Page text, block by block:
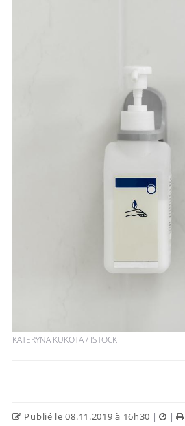
KATERYNA KUKOTA / ISTOCK
Publié le 08.11.2019 à 16h30 | |